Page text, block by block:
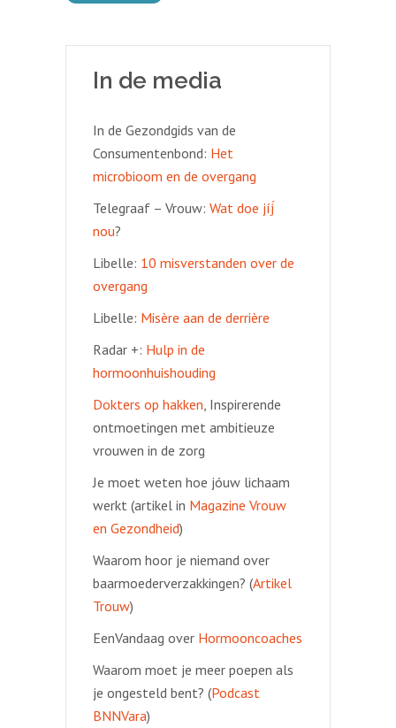
In de media
In de Gezondgids van de
Consumentenbond: Het
microbioom en de overgang
Telegraaf – Vrouw: Wat doe jíj́
nou?
Libelle: 10 misverstanden over de
overgang
Libelle: Misère aan de derrière
Radar +: Hulp in de
hormoonhuishouding
Dokters op hakken, Inspirerende
ontmoetingen met ambitieuze
vrouwen in de zorg
Je moet weten hoe jóuw lichaam
werkt (artikel in Magazine Vrouw
en Gezondheid)
Waarom hoor je niemand over
baarmoederverzakkingen? (Artikel
Trouw)
EenVandaag over Hormooncoaches
Waarom moet je meer poepen als
je ongesteld bent? (Podcast
BNNVara)